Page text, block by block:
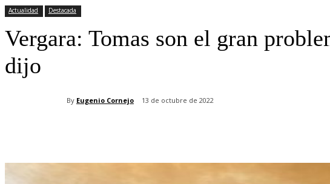
Actualidad Destacada
Vergara: Tomas son el gran
dijo
By Eugenio Cornejo 13 de octubre de 2022